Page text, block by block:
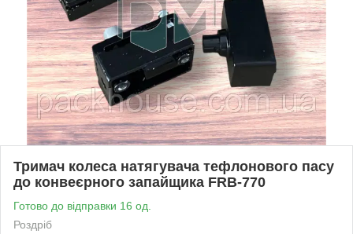
Тримач колеса натягувача тефлонового пасу
до конвеєрного запайщика FRB-770
Готово до відправки 16 од.
Роздріб